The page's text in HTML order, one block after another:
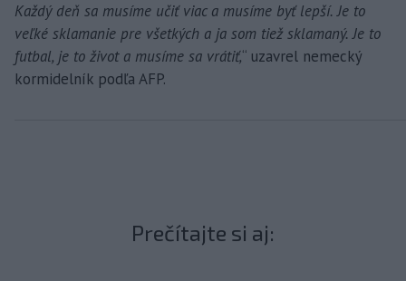
Každý deň sa musíme učiť viac a musíme byť lepší. Je to
veľké sklamanie pre všetkých a ja som tiež sklamaný. Je to
futbal, je to život a musíme sa vrátiť,“ uzavrel nemecký
kormidelník podľa AFP.
Prečítajte si aj: